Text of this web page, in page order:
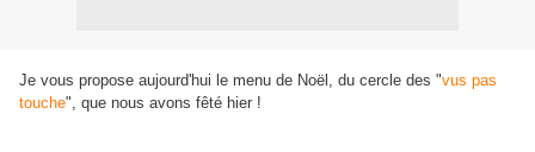
Je vous propose aujourd'hui le menu de Noël, du cercle des "vus pas
touche", que nous avons fêté hier !